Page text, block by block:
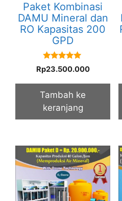
Paket Kombinasi
DAMU Mineral dan
RO Kapasitas 200
GPD
5.00
out of 5
Rp23.500.000
Tambah ke
keranjang